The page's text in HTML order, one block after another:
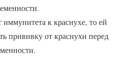
к краснухе, то ей
прививку от краснухи перед